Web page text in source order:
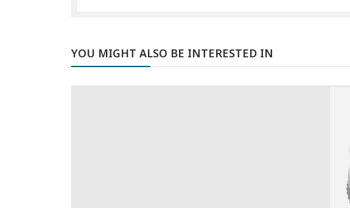
YOU MIGHT ALSO BE INTERESTED IN